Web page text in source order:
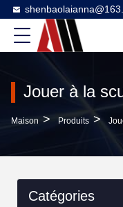
Jouer à la
Maison > Produits >
Catégories